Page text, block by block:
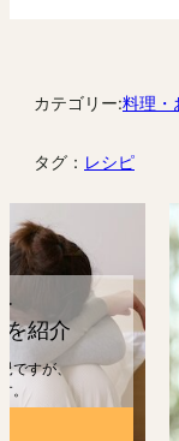
カテゴリー:料理・
タグ： レシピ
大人の生
自己肯
実は、自